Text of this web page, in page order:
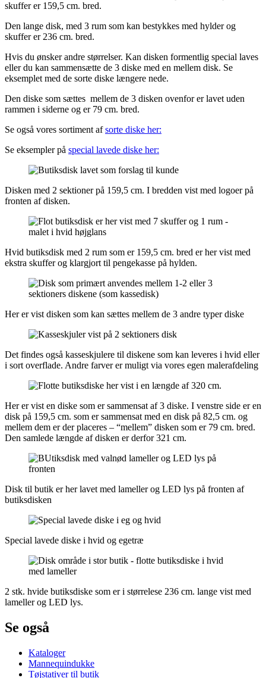
skuffer er 159,5 cm. bred.
Den lange disk, med 3 rum som kan bestykkes med hylder og
skuffer er 236 cm. bred.
Hvis du ønsker andre størrelser. Kan disken formentlig special laves
eller du kan sammensætte de 3 diske med en mellem disk. Se
eksemplet med de sorte diske længere nede.
Den diske som sættes mellem de 3 disken ovenfor er lavet uden
rammen i siderne og er 79 cm. bred.
Se også vores sortiment afsorte diske her:
Se eksempler på special lavede diske her:
Disken med 2 sektioner på 159,5 cm. I bredden vist med logoer på
fronten af disken.
Hvid butiksdisk med 2 rum som er 159,5 cm. bred er her vist med
ekstra skuffer og klargjort til pengekasse på hylden.
Her er vist disken som kan sættes mellem de 3 andre typer diske
Det findes også kasseskjulere til diskene som kan leveres i hvid eller
i sort overflade. Andre farver er muligt via vores egen malerafdeling
Her er vist en diske som er sammensat af 3 diske. I venstre side er en
disk på 159,5 cm. som er sammensat med en disk på 82,5 cm. og
mellem dem er der placeres – “mellem” disken som er 79 cm. bred.
Den samlede længde af disken er derfor 321 cm.
Disk til butik er her lavet med lameller og LED lys på fronten af
butiksdisken
Special lavede diske i hvid og egetræ
2 stk. hvide butiksdiske som er i størrelese 236 cm. lange vist med
lameller og LED lys.
Se også
Kataloger
Mannequindukke
Tøjstativer til butik